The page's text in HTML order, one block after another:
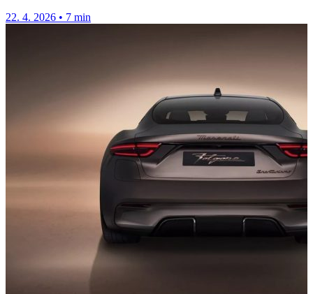
22. 4. 2026 • 7 min